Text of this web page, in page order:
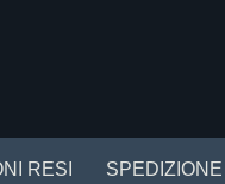
RESI SPEDIZIONE